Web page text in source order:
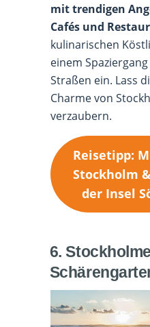
mit trendigen
Cafés und
kulinarischen
einem
Straßen ein. Lass
Charme von
verzaubern.
Reisetipp:
Stockholm
der Insel
6.